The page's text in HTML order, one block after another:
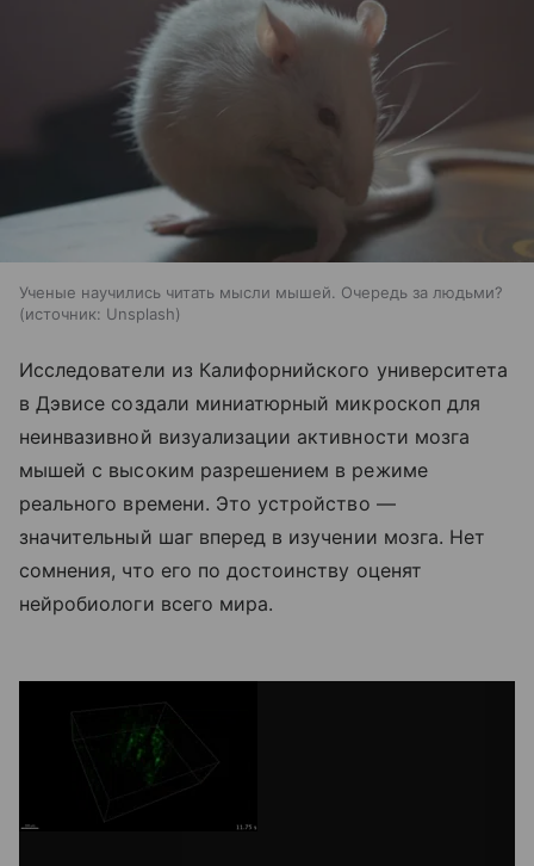
Ученые научились читать мысли мышей. Очередь за людьми?
источник: Unsplash
Исследователи из Калифорнийского университета
в Дэвисе создали миниатюрный микроскоп для
неинвазивной визуализации активности мозга
мышей с высоким разрешением в режиме
реального времени. Это устройство —
значительный шаг вперед в изучении мозга. Нет
сомнения, что его по достоинству оценят
нейробиологи всего мира.